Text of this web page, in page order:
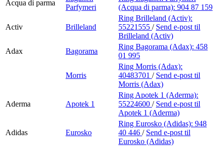
Acqua di parma
Parfymeri
(Acqua di parma): 904 87 159
Activ Brilleland
Ring Brilleland (Activ):
55221555 / Send e-post til
Brilleland (Activ)
Adax
Bagorama
Ring Bagorama (Adax): 458
01 995
Morris
Ring Morris (Adax):
40483701 / Send e-post til
Morris (Adax)
Aderma Apotek 1
Ring Apotek 1 (Aderma):
55224600 / Send e-post til
Apotek 1 (Aderma)
Adidas Eurosko
Ring Eurosko (Adidas): 948
40 446 / Send e-post til
Eurosko (Adidas)